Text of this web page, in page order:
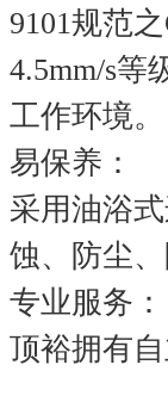
9101规范
4.5mm/s等
工作环境。
易保养：
采用油浴
蚀、防尘
专业服务：
顶裕拥有